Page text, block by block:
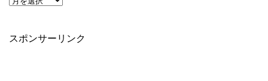
スポンサーリンク